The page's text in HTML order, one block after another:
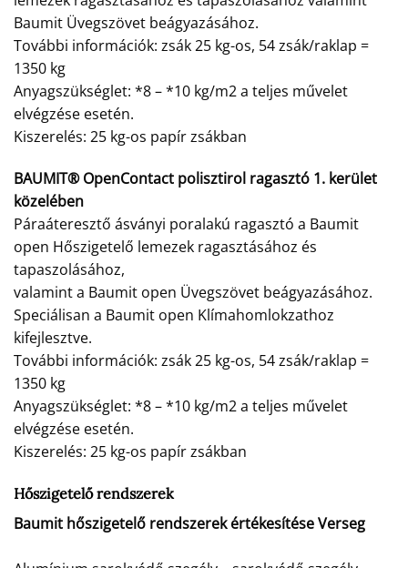
Baumit Üvegszövet beágyazásához.
További információk: zsák 25 kg-os, 54 zsák/raklap =
1350 kg
Anyagszükséglet: *8 – *10 kg/m2 a teljes művelet
elvégzése esetén.
Kiszerelés: 25 kg-os papír zsákban
BAUMIT® OpenContact polisztirol ragasztó 1. kerület
közelében
Páraáteresztő ásványi poralakú ragasztó a Baumit
open Hőszigetelő lemezek ragasztásához és
tapaszolásához,
valamint a Baumit open Üvegszövet beágyazásához.
Speciálisan a Baumit open Klímahomlokzathoz
kifejlesztve.
További információk: zsák 25 kg-os, 54 zsák/raklap =
1350 kg
Anyagszükséglet: *8 – *10 kg/m2 a teljes művelet
elvégzése esetén.
Kiszerelés: 25 kg-os papír zsákban
Hőszigetelő rendszerek
Baumit hőszigetelő rendszerek értékesítése Verseg